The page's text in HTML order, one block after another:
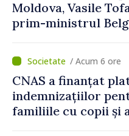
Moldova, Vasile
prim-ministrul
despre parcursul
al Republicii/ Acum 6 ore
CNAS a finanțat
indemnizațiilor
familiile cu copii și